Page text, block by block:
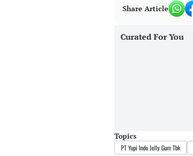
Share Article
Curated For You
Topics
PT Yupi Indo Jelly Gum Tbk